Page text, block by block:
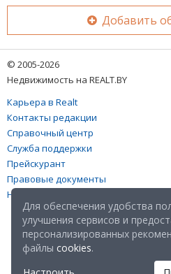
Добавить
© 2005-2026
Недвижимость на REALT.BY
Карьера в Realt
Контакты редакции
Справочный центр
Служба поддержки
Прейскурант
Правовые документы
Настройка файлов cookies
Для обеспечения удобства
улучшения сервисов и
персонализированных
файлы cookies.